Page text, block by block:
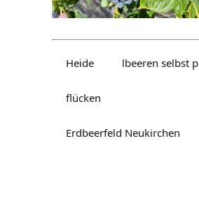
Heide lbeeren selbst p
flücken
Erdbeerfeld Neukirchen